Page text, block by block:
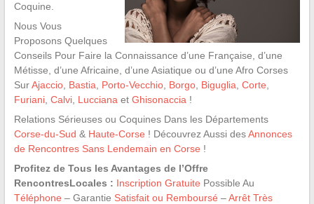
Coquine.
Nous Vous
Proposons Quelques
Conseils Pour Faire la Connaissance d’une Française, d’une
Métisse, d’une Africaine, d’une Asiatique ou d’une Afro Corses
SurAjaccio, Bastia Porto-Vecchio, Borgo, Biguglia Corte
Furiani, Calvi, Lucciana et Ghisonaccia !
Relations Sérieuses ou Coquines Dans les Départements
Corse-du-Sud & Haute-Corse ! Découvrez Aussi desAnnonces
de Rencontres Sans Lendemain en Corse !
Profitez de Tous les Avantages de l’Offre
RencontresLocales : Inscription Gratuite Possible Au
Téléphone – Garantie Satisfait ou Remboursé –Arrêt Très